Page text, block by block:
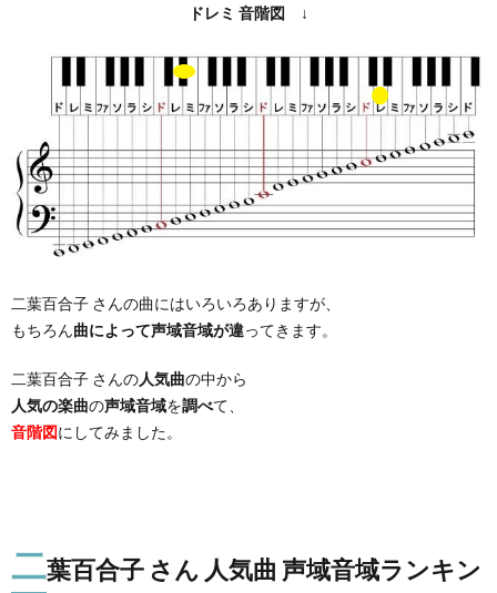
ドレミ 音階図 ↓
二葉百合子 さんの曲にはいろいろありますが、
もちろん曲によって声域音域が違ってきます。
二葉百合子 さんの人気曲の中から
人気の楽曲の声域音域を調べて、
音階図にしてみました。
二葉百合子 さん 人気曲 声域音域ランキン